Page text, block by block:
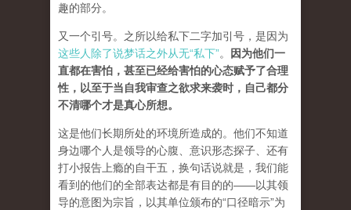
趣的部分。
又一个引号。之所以给私下二字加引号，是因为
这些人除了说梦话之外从无“私下”。
因为他们一
直都在害怕，甚至已经给害怕的心态赋予了合理
性，以至于当自我审查之欲求来袭时，自己都分
不清哪个才是真心所想。
这是他们长期所处的环境所造成的。他们不知道
身边哪个人是领导的心腹、意识形态探子、还有
打小报告上瘾的自干五，换句话说就是，我们能
看到的他们的全部表达都是有目的的——以其领
导的意图为宗旨，以其单位颁布的“口径暗示”为